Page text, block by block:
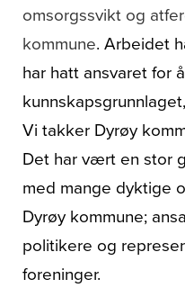
omsorgssvikt og
kommune. Arbeidet
har hatt ansvaret for
Vi takker Dyrøy
Det har vært en stor
med mange dyktige
Dyrøy kommune;
politikere og
foreninger.